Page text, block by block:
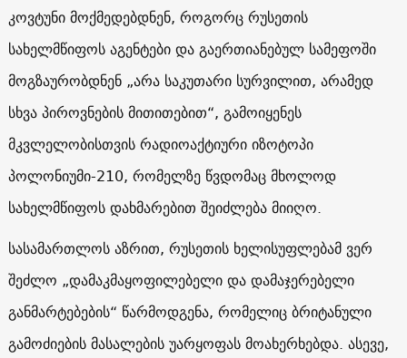
კოვტუნი მოქმედებდნენ, როგორც რუსეთის
სახელმწიფოს აგენტები და გაერთიანებულ სამეფოში
მოგზაურობდნენ „არა საკუთარი სურვილით, არამედ
სხვა პიროვნების მითითებით“, გამოიყენეს
მკვლელობისთვის რადიოაქტიური იზოტოპი
პოლონიუმი-210, რომელზე წვდომაც მხოლოდ
სახელმწიფოს დახმარებით შეიძლება მიიღო.
სასამართლოს აზრით, რუსეთის ხელისუფლებამ ვერ
შეძლო „დამაკმაყოფილებელი და დამაჯერებელი
განმარტებების“ წარმოდგენა, რომელიც ბრიტანული
გამოძიების მასალების უარყოფას მოახერხებდა. ასევე,